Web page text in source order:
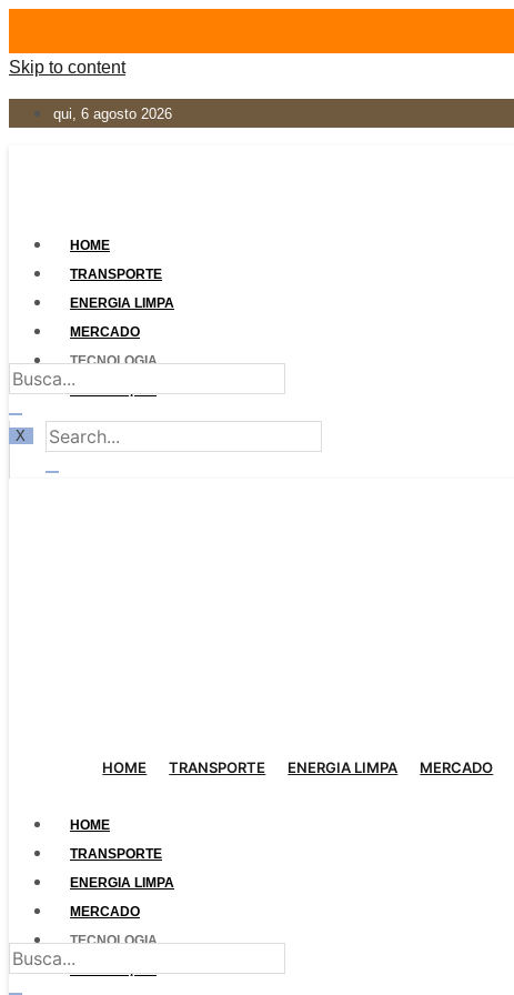
Skip to content
qui, 6 agosto 2026
HOME
TRANSPORTE
ENERGIA LIMPA
MERCADO
TECNOLOGIA
LEGISLAÇÃO
X
HOME TRANSPORTE ENERGIA LIMPA MERCADO
HOME
TRANSPORTE
ENERGIA LIMPA
MERCADO
TECNOLOGIA
LEGISLAÇÃO